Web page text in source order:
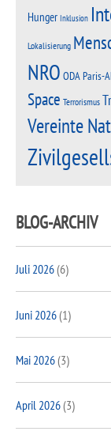
Hunger Inklusion
Lokalisierung
NRO ODAParis-
Space Terrorismus
Vereinte
BLOG-ARCHIV
Juli 2026(6)
Juni 2026(1)
Mai 2026(3)
April 2026(3)